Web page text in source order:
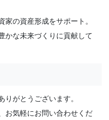
の資産形成をサポート。
かな未来づくりに貢献して
りがとうございます。
お気軽にお問い合わせくだ